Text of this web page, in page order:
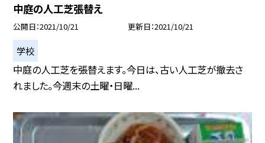
中庭の人工芝張替え
公開日 2021/10/21 更新日 2021/10/21
学校
中庭の人工芝を張替えます。今日は、古い人工芝が撤去さ
れました。今週末の土曜・日曜...